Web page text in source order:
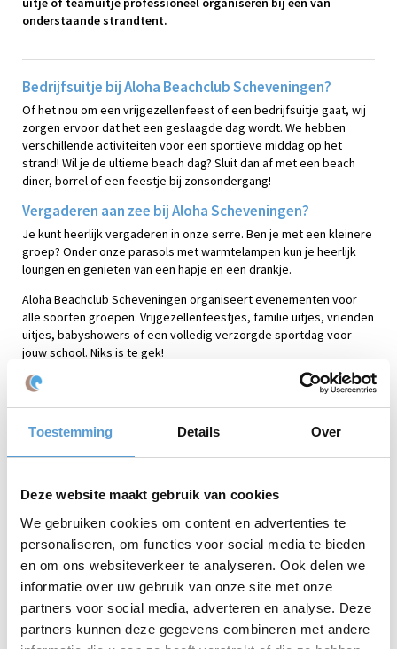
Toestemming Details Over
Deze website maakt gebruik van cookies
We gebruiken cookies om content en advertenties te
personaliseren, om functies voor social media te bieden
en om ons websiteverkeer te analyseren. Ook delen we
informatie over uw gebruik van onze site met onze
partners voor social media, adverteren en analyse. Deze
partners kunnen deze gegevens combineren met andere
onderstaande strandtent.
Bedrijfsuitje bij Aloha Beachclub Scheveningen?
Of het nou om een vrijgezellenfeest of een bedrijfsuitje gaat, wij
zorgen ervoor dat het een geslaagde dag wordt. We hebben
verschillende activiteiten voor een sportieve middag op het
strand! Wil je de ultieme beach dag? Sluit dan af met een beach
diner, borrel of een feestje bij zonsondergang!
Vergaderen aan zee bij Aloha Scheveningen?
Je kunt heerlijk vergaderen in onze serre. Ben je met een kleinere
groep? Onder onze parasols met warmtelampen kun je heerlijk
loungen en genieten van een hapje en een drankje.
Aloha Beachclub Scheveningen organiseert evenementen voor
alle soorten groepen. Vrijgezellenfeestjes, familie uitjes, vrienden
uitjes, babyshowers of een volledig verzorgde sportdag voor
jouw school. Niks is te gek!
diner of drankje
waterrace. Genoeg uitdaging tijdens deBeach Games
Ooit gehoord van ‘Wandelende A’? Dit is een echt teambuilding
spel waarbij snelheid, kracht en samenwerking essentieel is. Een
ander spel waarbij samenwerking goed op de proef gesteld is
‘Skilopen’. Je kunt het natuurlijk ook tegen elkaar opnemen tijdens
de spellen ‘vliegend tapijt’ en ‘rups’. Spanning en sensatie tijdens
Stille Chaos en Wiebelende tafels. Maar wat dat precies is, dat
kunnen we nog niet verklappen!